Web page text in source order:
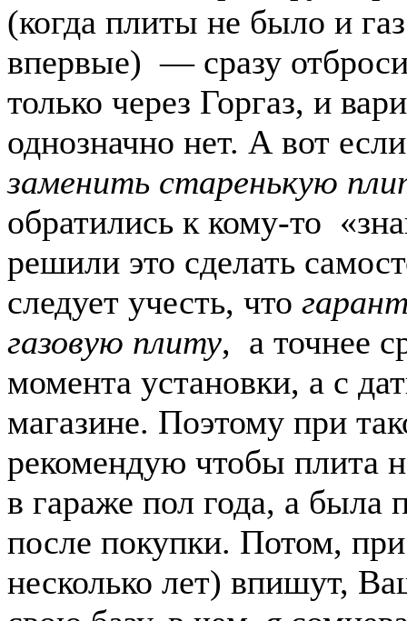
(когда плиты не было и
впервые) — сразу
только через Горгаз, и
однозначно нет. А вот
заменить старенькую
обратились к кому-то
решили это сделать
следует учесть, что
газовую плиту, а точнее
момента установки, а с
магазине. Поэтому при
рекомендую чтобы плита
в гараже пол года, а была
после покупки. Потом,
несколько лет) впишут,